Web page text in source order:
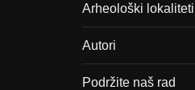
Arheološki lokaliteti
Autori
Podržite naš rad